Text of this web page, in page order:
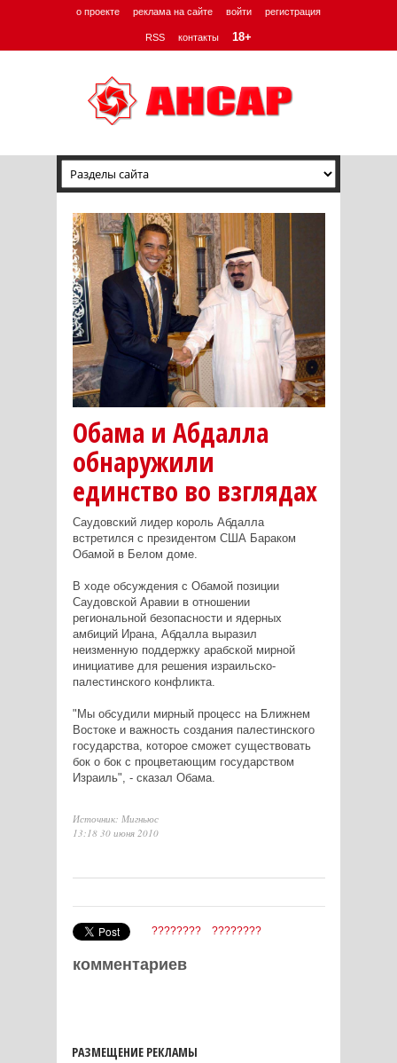
о проекте реклама на сайте войти регистрация
RSS контакты 18+
Обама и Абдалла
обнаружили
единство во взглядах
Саудовский лидер король Абдалла
встретился с президентом США Бараком
Обамой в Белом доме.
В ходе обсуждения с Обамой позиции
Саудовской Аравии в отношении
региональной безопасности и ядерных
амбиций Ирана, Абдалла выразил
неизменную поддержку арабской мирной
инициативе для решения израильско-
палестинского конфликта.
"Мы обсудили мирный процесс на Ближнем
Востоке и важность создания палестинского
государства, которое сможет существовать
бок о бок с процветающим государством
Израиль", - сказал Обама.
Источник: Мигньюс
13:18 30 июня 2010
???????? ????????
комментариев
РАЗМЕЩЕНИЕ РЕКЛАМЫ